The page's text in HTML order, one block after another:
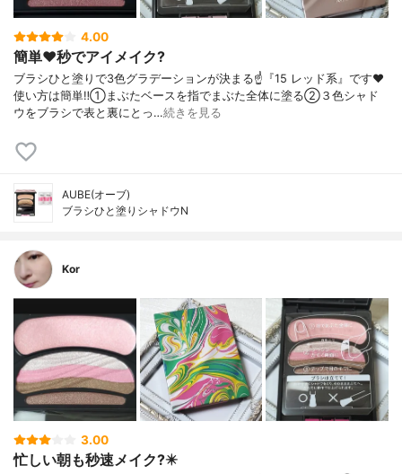
4.00
簡単❤️秒でアイメイク?
ブラシひと塗りで3色グラデーションが決まる☝️『15 レッド系』です❤️
使い方は簡単‼️①まぶたベースを指でまぶた全体に塗る②３色シャド
ウをブラシで表と裏にとっ…続きを見る
AUBE(オーブ)
ブラシひと塗りシャドウN
Kor
3.00
忙しい朝も秒速メイク?️✴️